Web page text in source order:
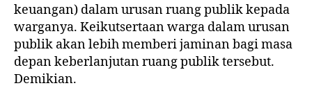
keuangan) dalam urusan ruang publik kepada
warganya. Keikutsertaan warga dalam urusan
publik akan lebih memberi jaminan bagi masa
depan keberlanjutan ruang publik tersebut.
Demikian.